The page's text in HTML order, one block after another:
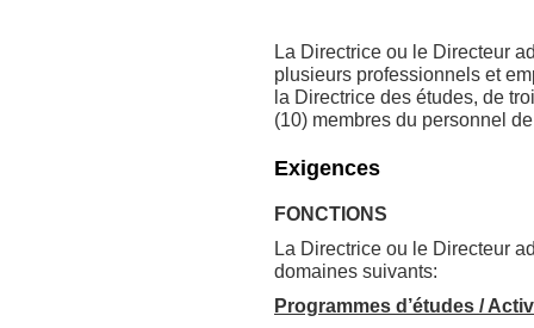
La Directrice ou le Directeur
plusieurs professionnels et
la Directrice des études, de
(10) membres du personnel
Exigences
FONCTIONS
La Directrice ou le Directeur
domaines suivants:
Programmes d’études /